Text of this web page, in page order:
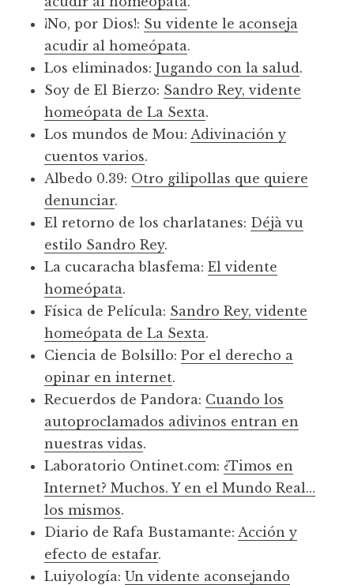
¡No, por Dios!: Su vidente le aconseja
acudir al homeópata.
Los eliminados: Jugando con la salud .
Soy de El Bierzo: Sandro Rey, vidente
homeópata de La Sexta.
Los mundos de Mou: Adivinación y
cuentos varios.
Albedo 0.39: Otro gilipollas que quiere
denunciar.
El retorno de los charlatanes: Déjà vu
estilo Sandro Rey.
La cucaracha blasfema: El vidente
homeópata.
Física de Película: Sandro Rey, vidente
homeópata de La Sexta.
Ciencia de Bolsillo: Por el derecho a
opinar en internet.
Recuerdos de Pandora: Cuando los
autoproclamados adivinos entran en
nuestras vidas.
Laboratorio Ontinet.com: ¿Timos en
Internet? Muchos. Y en el Mundo Real…
los mismos.
Diario de Rafa Bustamante: Acción y
efecto de estafar.
Luiyología: Un vidente aconsejando